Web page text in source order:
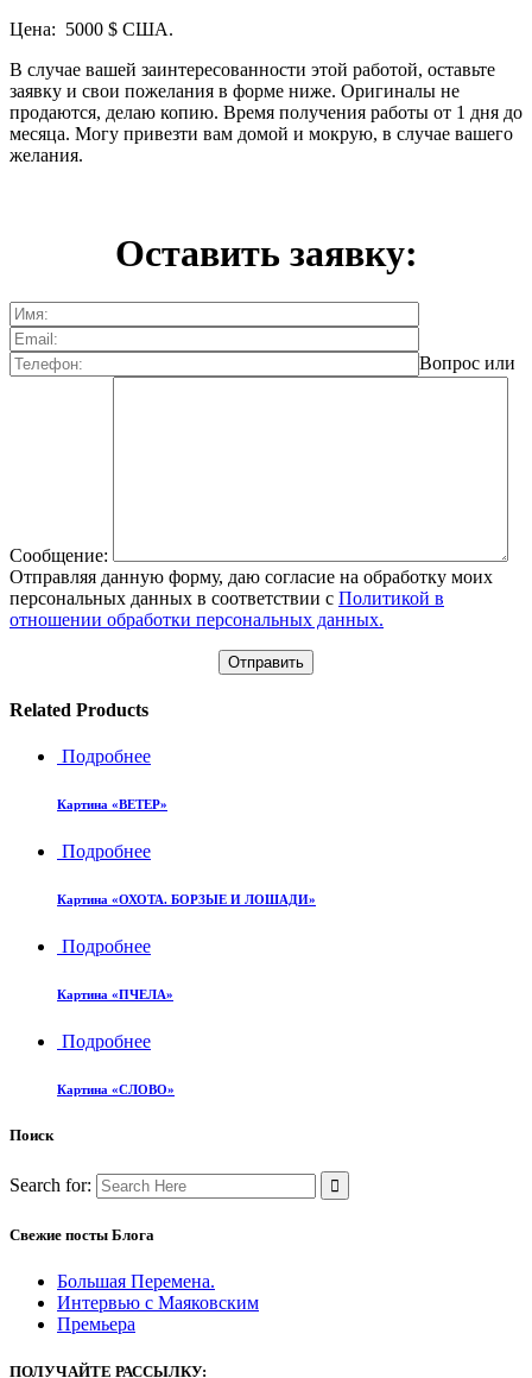
Цена: 5000 $ США.
В случае вашей заинтересованности этой работой, оставьте
заявку и свои пожелания в форме ниже. Оригиналы не
продаются, делаю копию. Время получения работы от 1 дня до
месяца. Могу привезти вам домой и мокрую, в случае вашего
желания.
Оставить заявку:
Вопрос или
Сообщение:
Отправляя данную форму, даю согласие на обработку моих
персональных данных в соответствии с Политикой в
отношении обработки персональных данных.
Related Products
Подробнее
Картина «ВЕТЕР»
Подробнее
Картина «ОХОТА. БОРЗЫЕ И ЛОШАДИ»
Подробнее
Картина «ПЧЕЛА»
Подробнее
Картина «СЛОВО»
Поиск
Search for:
Свежие посты Блога
Большая Перемена.
Интервью с Маяковским
Премьера
ПОЛУЧАЙТЕ РАССЫЛКУ: